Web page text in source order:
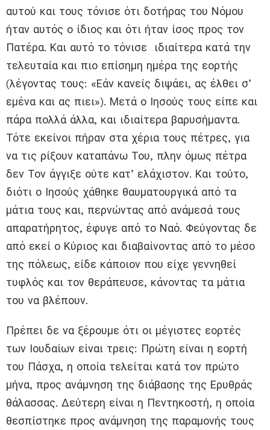
αυτού και τους τόνισε ότι δοτήρας του Νόμου
ήταν αυτός ο ίδιος και ότι ήταν ίσος προς τον
Πατέρα. Και αυτό το τόνισε ιδιαίτερα κατά την
τελευταία και πιο επίσημη ημέρα της εορτής
(λέγοντας τους: «Εάν κανείς διψάει, ας έλθει σ’
εμένα και ας πιει»). Μετά ο Ιησούς τους είπε και
πάρα πολλά άλλα, και ιδιαίτερα βαρυσήμαντα.
Τότε εκείνοι πήραν στα χέρια τους πέτρες, για
να τις ρίξουν καταπάνω Του, πλην όμως πέτρα
δεν Τον άγγιξε ούτε κατ’ ελάχιστον. Και τούτο,
διότι ο Ιησούς χάθηκε θαυματουργικά από τα
μάτια τους και, περνώντας από ανάμεσά τους
απαρατήρητος, έφυγε από το Ναό. Φεύγοντας δε
από εκεί ο Κύριος και διαβαίνοντας από το μέσο
της πόλεως, είδε κάποιον που είχε γεννηθεί
τυφλός και τον θεράπευσε, κάνοντας τα μάτια
του να βλέπουν.
Πρέπει δε να ξέρουμε ότι οι μέγιστες εορτές
των Ιουδαίων είναι τρεις: Πρώτη είναι η εορτή
του Πάσχα, η οποία τελείται κατά τον πρώτο
μήνα, προς ανάμνηση της διάβασης της Ερυθράς
θάλασσας. Δεύτερη είναι η Πεντηκοστή, η οποία
θεσπίστηκε προς ανάμνηση της παραμονής τους